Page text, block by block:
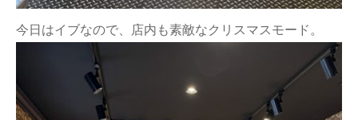
今日はイブなので、店内も素敵なクリスマスモード。